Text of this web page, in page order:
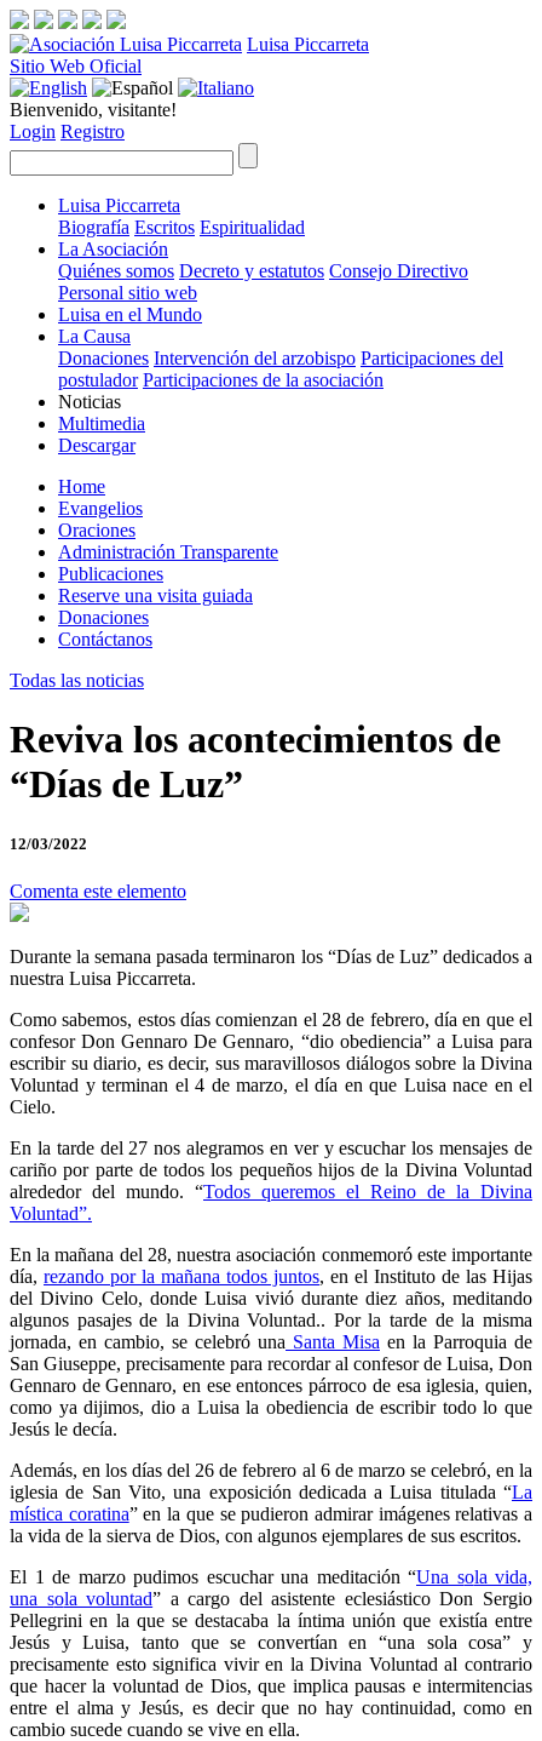
Luisa Piccarreta
Sitio Web Oficial
Bienvenido, visitante!
Login Registro
Luisa Piccarreta
Biografía Escritos Espiritualidad
La Asociación
Quiénes somos Decreto y estatutos Consejo Directivo
Personal sitio web
Luisa en el Mundo
La Causa
Donaciones Intervención del arzobispo Participaciones del
postulador Participaciones de la asociación
Noticias
Multimedia
Descargar
Home
Evangelios
Oraciones
Administración Transparente
Publicaciones
Reserve una visita guiada
Donaciones
Contáctanos
Todas las noticias
Reviva los acontecimientos de
“Días de Luz”
12/03/2022
Comenta este elemento
Durante la semana pasada terminaron los “Días de Luz” dedicados a
nuestra Luisa Piccarreta.
Como sabemos, estos días comienzan el 28 de febrero, día en que el
confesor Don Gennaro De Gennaro, “dio obediencia” a Luisa para
escribir su diario, es decir, sus maravillosos diálogos sobre la Divina
Voluntad y terminan el 4 de marzo, el día en que Luisa nace en el
Cielo.
En la tarde del 27 nos alegramos en ver y escuchar los mensajes de
cariño por parte de todos los pequeños hijos de la Divina Voluntad
alrededor del mundo. “Todos queremos el Reino de la Divina
Voluntad”.
En la mañana del 28, nuestra asociación conmemoró este importante
día, rezando por la mañana todos juntos, en el Instituto de las Hijas
del Divino Celo, donde Luisa vivió durante diez años, meditando
algunos pasajes de la Divina Voluntad.. Por la tarde de la misma
jornada, en cambio, se celebró una Santa Misa en la Parroquia de
San Giuseppe, precisamente para recordar al confesor de Luisa, Don
Gennaro de Gennaro, en ese entonces párroco de esa iglesia, quien,
como ya dijimos, dio a Luisa la obediencia de escribir todo lo que
Jesús le decía.
Además, en los días del 26 de febrero al 6 de marzo se celebró, en la
iglesia de San Vito, una exposición dedicada a Luisa titulada “La
mística coratina” en la que se pudieron admirar imágenes relativas a
la vida de la sierva de Dios, con algunos ejemplares de sus escritos.
El 1 de marzo pudimos escuchar una meditación “Una sola vida,
una sola voluntad” a cargo del asistente eclesiástico Don Sergio
Pellegrini en la que se destacaba la íntima unión que existía entre
Jesús y Luisa, tanto que se convertían en “una sola cosa” y
precisamente esto significa vivir en la Divina Voluntad al contrario
que hacer la voluntad de Dios, que implica pausas e intermitencias
entre el alma y Jesús, es decir que no hay continuidad, como en
cambio sucede cuando se vive en ella.